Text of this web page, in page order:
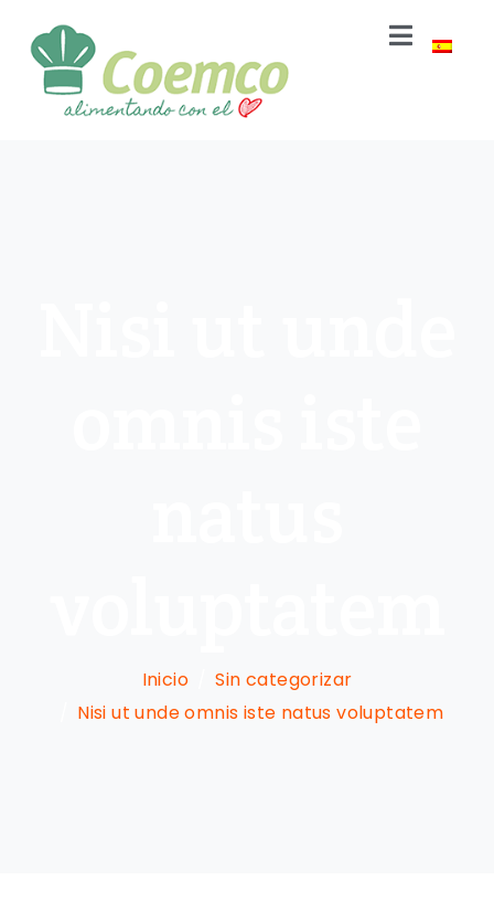
Inicio
Sin categorizar
Nisi ut unde omnis iste natus voluptatem